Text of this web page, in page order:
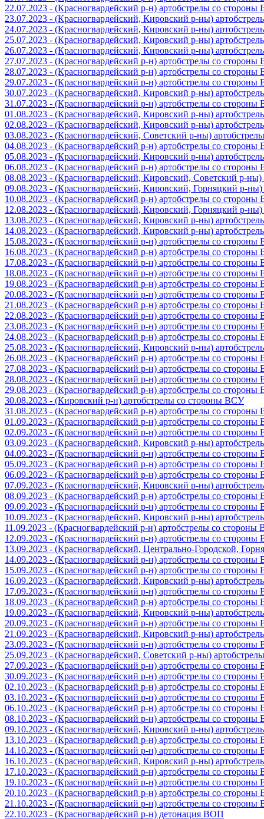
22.07.2023 - (Красногвардейский р-н) артобстрелы со
23.07.2023 - (Красногвардейский, Кировский р-ны)
24.07.2023 - (Красногвардейский, Кировский р-ны)
25.07.2023 - (Красногвардейский, Кировский р-ны)
26.07.2023 - (Красногвардейский, Кировский р-ны)
27.07.2023 - (Красногвардейский р-н) артобстрелы со
28.07.2023 - (Красногвардейский р-н) артобстрелы со
29.07.2023 - (Красногвардейский р-н) артобстрелы со
30.07.2023 - (Красногвардейский, Кировский р-ны)
31.07.2023 - (Красногвардейский р-н) артобстрелы со
01.08.2023 - (Красногвардейский, Кировский р-ны)
02.08.2023 - (Красногвардейский, Кировский р-ны)
03.08.2023 - (Красногвардейский, Советский р-ны)
04.08.2023 - (Красногвардейский р-н) артобстрелы со
05.08.2023 - (Красногвардейский, Кировский р-ны)
06.08.2023 - (Красногвардейский р-н) артобстрелы со
08.08.2023 - (Красногвардейский, Кировский, Советский р-
09.08.2023 - (Красногвардейский, Кировский, Горняцкий р-
10.08.2023 - (Красногвардейский р-н) артобстрелы со
12.08.2023 - (Красногвардейский, Кировский, Горняцкий р-
13.08.2023 - (Красногвардейский, Кировский р-ны)
14.08.2023 - (Красногвардейский, Кировский р-ны)
15.08.2023 - (Красногвардейский р-н) артобстрелы со
16.08.2023 - (Красногвардейский р-н) артобстрелы со
17.08.2023 - (Красногвардейский р-н) артобстрелы со
18.08.2023 - (Красногвардейский р-н) артобстрелы со
19.08.2023 - (Красногвардейский р-н) артобстрелы со
20.08.2023 - (Красногвардейский р-н) артобстрелы со
21.08.2023 - (Красногвардейский р-н) артобстрелы со
22.08.2023 - (Красногвардейский р-н) артобстрелы со
23.08.2023 - (Красногвардейский р-н) артобстрелы со
24.08.2023 - (Красногвардейский р-н) артобстрелы со
25.08.2023 - (Красногвардейский, Кировский р-ны)
26.08.2023 - (Красногвардейский р-н) артобстрелы со
27.08.2023 - (Красногвардейский р-н) артобстрелы со
28.08.2023 - (Красногвардейский р-н) артобстрелы со
29.08.2023 - (Красногвардейский р-н) артобстрелы со
30.08.2023 - (Кировский р-н) артобстрелы со стороны ВСУ
31.08.2023 - (Красногвардейский р-н) артобстрелы со
01.09.2023 - (Красногвардейский р-н) артобстрелы со
02.09.2023 - (Красногвардейский р-н) артобстрелы со
03.09.2023 - (Красногвардейский, Кировский р-ны)
04.09.2023 - (Красногвардейский р-н) артобстрелы со
05.09.2023 - (Красногвардейский р-н) артобстрелы со
06.09.2023 - (Красногвардейский р-н) артобстрелы со
07.09.2023 - (Красногвардейский, Кировский р-ны)
08.09.2023 - (Красногвардейский р-н) артобстрелы со
09.09.2023 - (Красногвардейский р-н) артобстрелы со
10.09.2023 - (Красногвардейский, Кировский р-ны)
11.09.2023 - (Красногвардейский р-н) артобстрелы со стороны
12.09.2023 - (Красногвардейский р-н) артобстрелы со
13.09.2023 - (Красногвардейский, Центрально-Городской,
14.09.2023 - (Красногвардейский р-н) артобстрелы со
15.09.2023 - (Красногвардейский р-н) артобстрелы со
16.09.2023 - (Красногвардейский, Кировский р-ны)
17.09.2023 - (Красногвардейский р-н) артобстрелы со
18.09.2023 - (Красногвардейский р-н) артобстрелы со
19.09.2023 - (Красногвардейский, Кировский р-ны)
20.09.2023 - (Красногвардейский р-н) артобстрелы со
21.09.2023 - (Красногвардейский, Кировский р-ны)
23.09.2023 - (Красногвардейский р-н) артобстрелы со
25.09.2023 - (Красногвардейский, Советский р-ны)
27.09.2023 - (Красногвардейский р-н) артобстрелы со
30.09.2023 - (Красногвардейский р-н) артобстрелы со
02.10.2023 - (Красногвардейский р-н) артобстрелы со
03.10.2023 - (Красногвардейский р-н) артобстрелы со
06.10.2023 - (Красногвардейский р-н) артобстрелы со
08.10.2023 - (Красногвардейский р-н) артобстрелы со
09.10.2023 - (Красногвардейский, Кировский р-ны)
13.10.2023 - (Красногвардейский р-н) артобстрелы со
14.10.2023 - (Красногвардейский р-н) артобстрелы со
16.10.2023 - (Красногвардейский, Кировский р-ны)
17.10.2023 - (Красногвардейский р-н) артобстрелы со
19.10.2023 - (Красногвардейский р-н) артобстрелы со
20.10.2023 - (Красногвардейский р-н) артобстрелы со
21.10.2023 - (Красногвардейский р-н) артобстрелы со
22.10.2023 - (Красногвардейский р-н) детонация ВОП